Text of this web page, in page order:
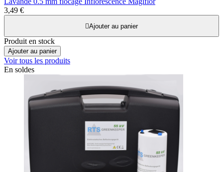
3,49 €
Ajouter au panier
Produit en stock
Ajouter au panier
Voir tous les produits
En soldes